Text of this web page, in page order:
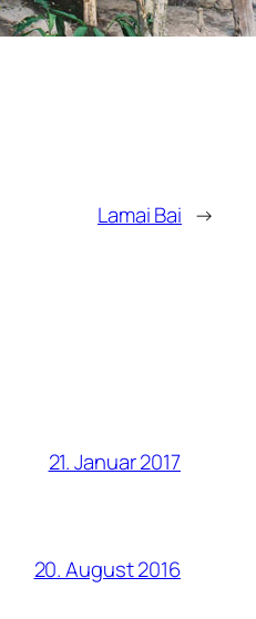
Lamai Bai →
21. Januar 2017
20. August 2016